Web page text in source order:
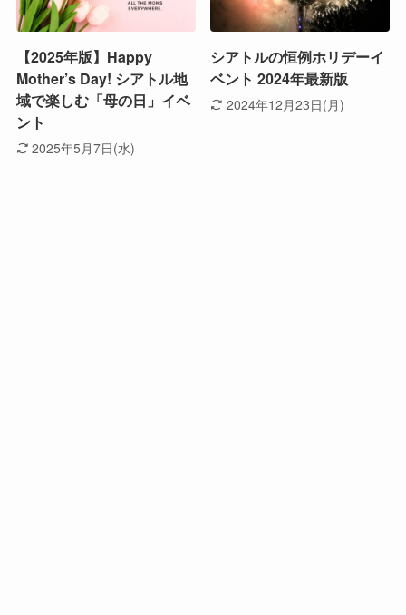
【2025年版】Happy
Mother’s Day! シアトル地
域で楽しむ「母の日」イベ
ント
2025年5月7日(水)
シアトルの恒例ホリデーイ
ベント 2024年最新版
2024年12月23日(月)